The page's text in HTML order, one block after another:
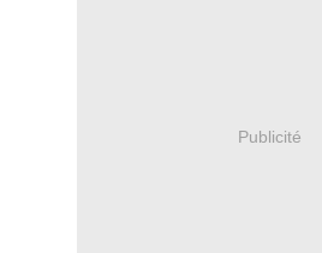
Publicité